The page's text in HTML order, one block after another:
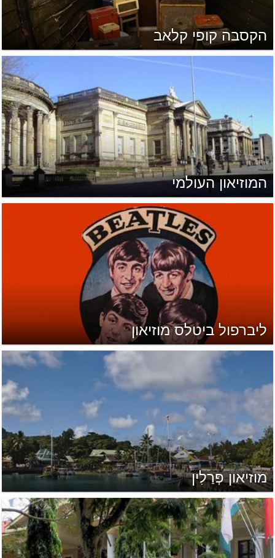
הקסבה קופי קלאב
המוזיאון העולמי
ליברפול ביטלס מוזיאון
מוזיאון פְּרַלִין